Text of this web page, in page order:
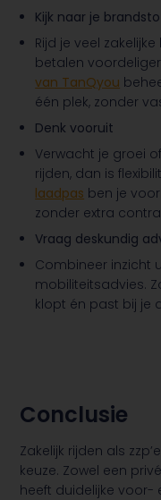
Kijk naar je
Rijd je veel
betalen
van TanQyou
één plek, zonder
Denk vooruit
Verwacht je groei
rijden, dan is
laadpas ben je
zonder extra
Vraag deskundig
Combineer inzicht
mobiliteitsadvies.
klopt én past bij je
Conclusie
Zakelijk rijden als
keuze. Zowel een
heeft duidelijke voor-